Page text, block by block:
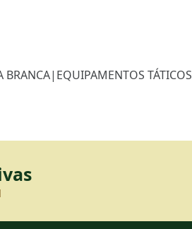
BRANCA| EQUIPAMENTOS TÁTICOS